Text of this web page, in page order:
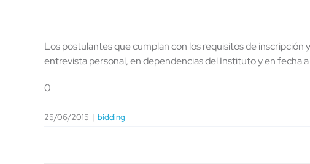
Los postulantes que cumplan con los requisitos de
entrevista personal, en dependencias del Instituto y en fecha
0
25/06/2015 | bidding